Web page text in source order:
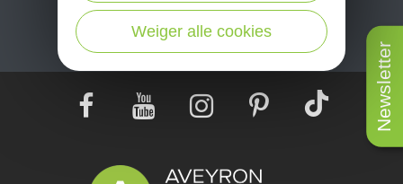
Newsletter
Je m'abonne ici
Weiger alle cookies